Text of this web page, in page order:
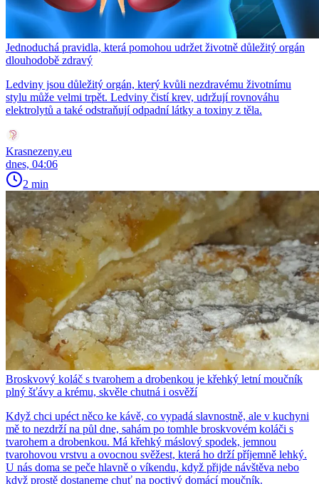
Jednoduchá pravidla, která pomohou udržet životně důležitý orgán
dlouhodobě zdravý
Ledviny jsou důležitý orgán, který kvůli nezdravému životnímu
stylu může velmi trpět. Ledviny čistí krev, udržují rovnováhu
elektrolytů a také odstraňují odpadní látky a toxiny z těla.
Krasnezeny.eu
dnes, 04:06
2 min
Broskvový koláč s tvarohem a drobenkou je křehký letní moučník
plný šťávy a krému, skvěle chutná i osvěží
Když chci upéct něco ke kávě, co vypadá slavnostně, ale v kuchyni
mě to nezdrží na půl dne, sahám po tomhle broskvovém koláči s
tvarohem a drobenkou. Má křehký máslový spodek, jemnou
tvarohovou vrstvu a ovocnou svěžest, která ho drží příjemně lehký.
U nás doma se peče hlavně o víkendu, když přijde návštěva nebo
když prostě dostaneme chuť na poctivý domácí moučník.